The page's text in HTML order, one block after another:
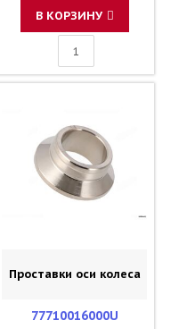
В КОРЗИНУ
Проставки оси колеса
77710016000U